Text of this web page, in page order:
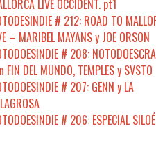
LIVE OCCIDENT. pt1
# 212: ROAD TO
– MARIBEL MAYANS y JOE ORSON
# 208:
FIN DEL MUNDO, TEMPLES y SVSTO
# 207: GENN y LA
# 206: ESPECIAL SILOÉ